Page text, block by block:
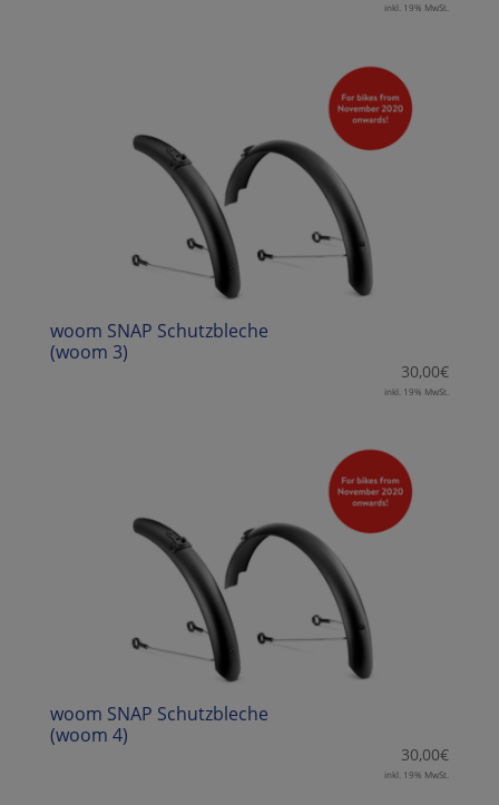
inkl. 19% MwSt.
woom SNAP Schutzbleche
(woom 3)
30,00€
inkl. 19% MwSt.
woom SNAP Schutzbleche
(woom 4)
30,00€
inkl. 19% MwSt.